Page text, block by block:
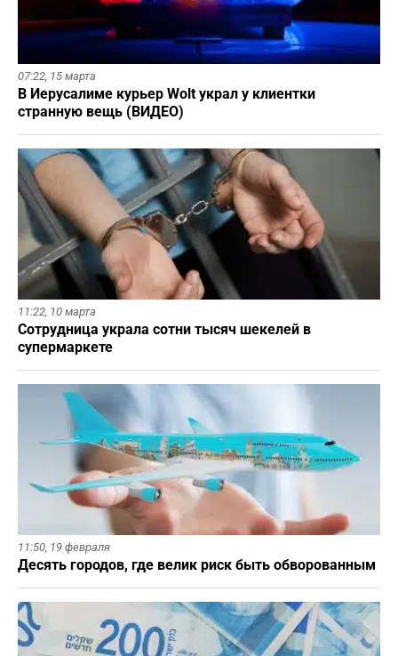
07:22, 15 марта
В Иерусалиме курьер Wolt украл у клиентки
странную вещь (ВИДЕО)
11:22, 10 марта
Сотрудница украла сотни тысяч шекелей в
супермаркете
11:50, 19 февраля
Десять городов, где велик риск быть обворованным